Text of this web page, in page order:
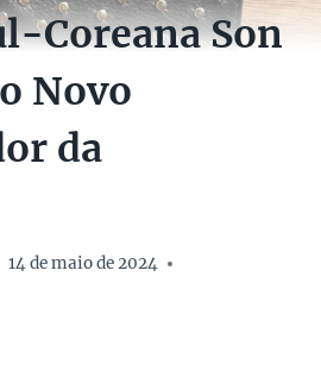
Coreana Son
Novo
da
14 de maio de 2024